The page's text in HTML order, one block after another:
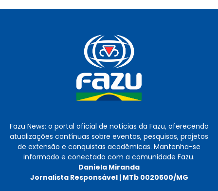
Fazu News: o portal oficial de notícias da Fazu, oferecendo
atualizações contínuas sobre eventos, pesquisas, projetos
de extensão e conquistas acadêmicas. Mantenha-se
informado e conectado com a comunidade Fazu.
Daniela Miranda
Jornalista Responsável | MTb 0020500/MG